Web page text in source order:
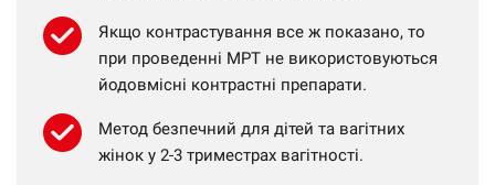
Якщо контрастування все ж показано, то
при проведенні МРТ не використовуються
йодовмісні контрастні препарати.
Метод безпечний для дітей та вагітних
жінок у 2-3 триместрах вагітності.